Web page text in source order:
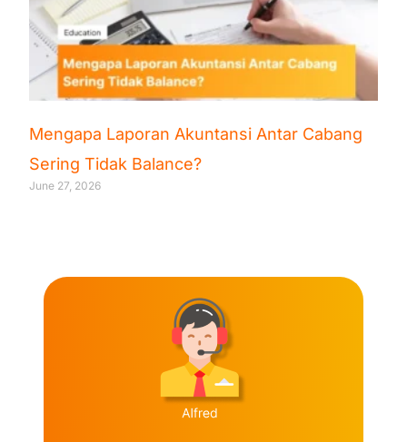
Mengapa Laporan Akuntansi Antar Cabang
Sering Tidak Balance?
June 27, 2026